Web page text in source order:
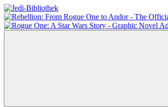
Zum
Inhalt
springen
Jedi-
Bibliothek
Das
Portal